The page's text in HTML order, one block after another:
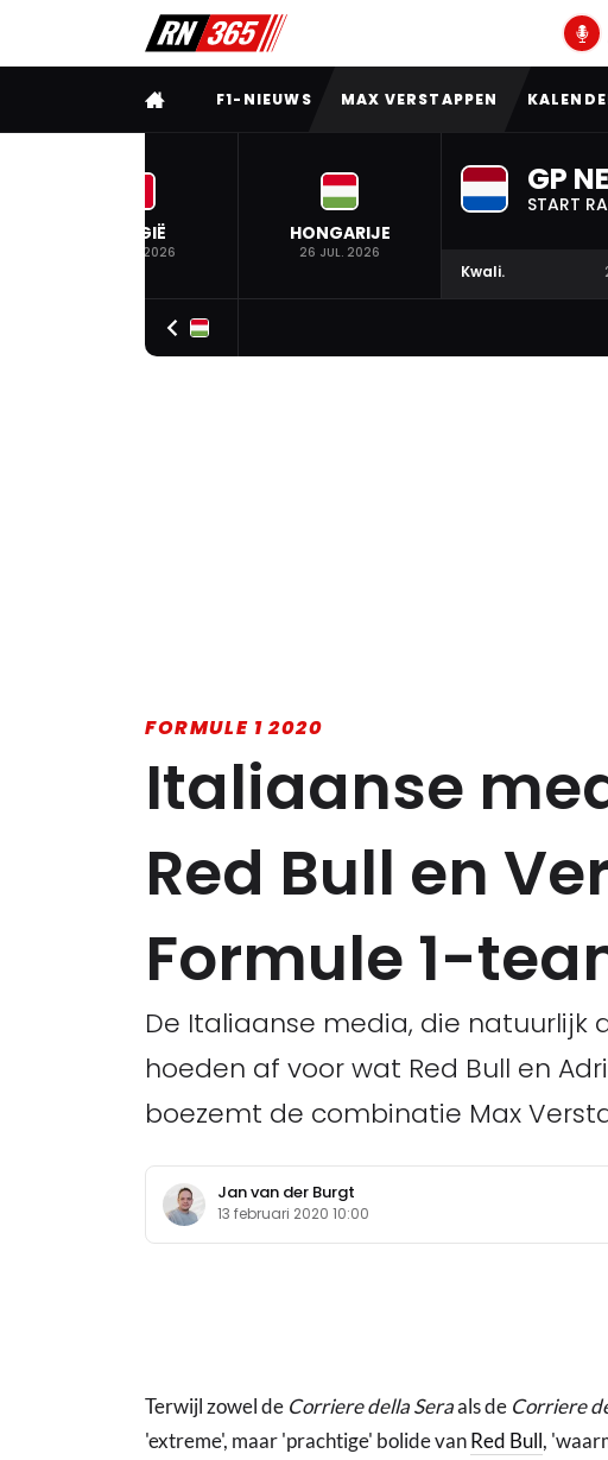
VOLLEDIG MENU
F1-NIEUWS MAX VERSTAPPEN
BELGIË
19 JUL. 2026
HONGARIJE
26 JUL. 2026
GP
START
Kwali.
FORMULE 1 2020
Italiaanse
Red Bull en
Formule 1-
De Italiaanse media, die natuurlijk
hoeden af voor wat Red Bull en
boezemt de combinatie Max
Jan van der Burgt
13 februari 2020 10:00
Terwijl zowel de Corriere della Seraals de Corriere
'extreme', maar 'prachtige' bolide vanRed Bull,